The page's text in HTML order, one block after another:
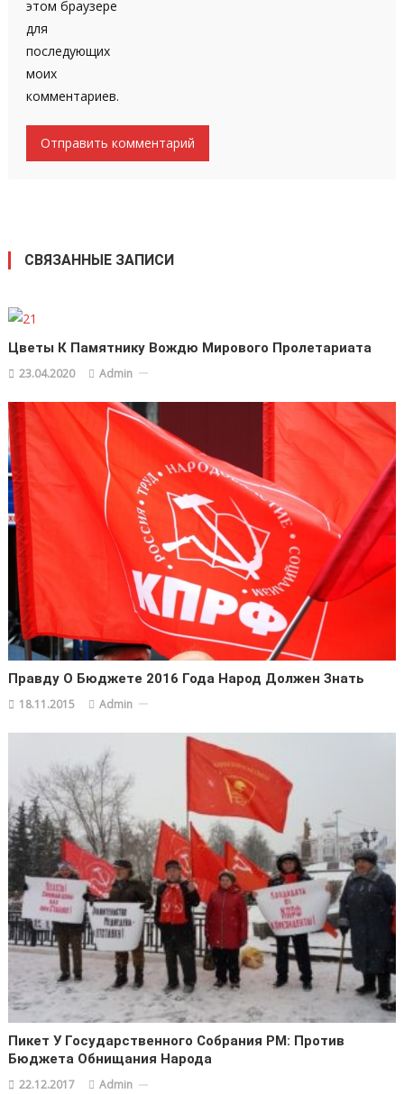
этом браузере
для
последующих
моих
комментариев.
СВЯЗАННЫЕ ЗАПИСИ
Цветы К Памятнику Вождю Мирового Пролетариата
23.04.2020 Admin
Правду О Бюджете 2016 Года Народ Должен Знать
18.11.2015 Admin
Пикет У Государственного Собрания РМ: Против
Бюджета Обнищания Народа
22.12.2017 Admin